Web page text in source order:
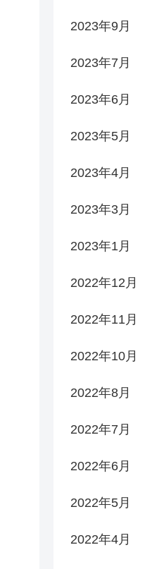
2023年9月
2023年7月
2023年6月
2023年5月
2023年4月
2023年3月
2023年1月
2022年12月
2022年11月
2022年10月
2022年8月
2022年7月
2022年6月
2022年5月
2022年4月